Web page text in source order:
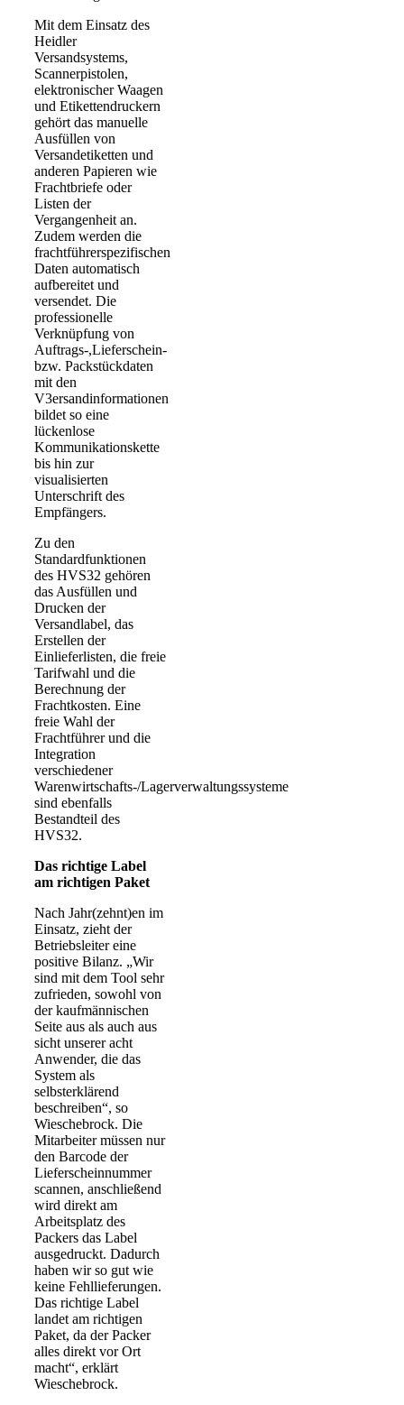
Mit dem Einsatz des
Heidler
Versandsystems,
Scannerpistolen,
elektronischer Waagen
und Etikettendruckern
gehört das manuelle
Ausfüllen von
Versandetiketten und
anderen Papieren wie
Frachtbriefe oder
Listen der
Vergangenheit an.
Zudem werden die
frachtführerspezifischen
Daten automatisch
aufbereitet und
versendet. Die
professionelle
Verknüpfung von
Auftrags-,Lieferschein-
bzw. Packstückdaten
mit den
V3ersandinformationen
bildet so eine
lückenlose
Kommunikationskette
bis hin zur
visualisierten
Unterschrift des
Empfängers.
Zu den
Standardfunktionen
des HVS32 gehören
das Ausfüllen und
Drucken der
Versandlabel, das
Erstellen der
Einlieferlisten, die freie
Tarifwahl und die
Berechnung der
Frachtkosten. Eine
freie Wahl der
Frachtführer und die
Integration
verschiedener
Warenwirtschafts-/Lagerverwaltungssysteme
sind ebenfalls
Bestandteil des
HVS32.
Das richtige Label
am richtigen Paket
Nach Jahr(zehnt)en im
Einsatz, zieht der
Betriebsleiter eine
positive Bilanz. „Wir
sind mit dem Tool sehr
zufrieden, sowohl von
der kaufmännischen
Seite aus als auch aus
sicht unserer acht
Anwender, die das
System als
selbsterklärend
beschreiben“, so
Wieschebrock. Die
Mitarbeiter müssen nur
den Barcode der
Lieferscheinnummer
scannen, anschließend
wird direkt am
Arbeitsplatz des
Packers das Label
ausgedruckt. Dadurch
haben wir so gut wie
keine Fehllieferungen.
Das richtige Label
landet am richtigen
Paket, da der Packer
alles direkt vor Ort
macht“, erklärt
Wieschebrock.